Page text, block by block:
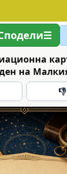
на